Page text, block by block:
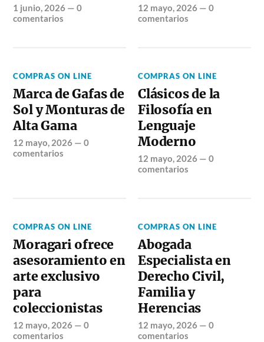
1 junio, 2026 —0
comentarios
12 mayo, 2026 —0
comentarios
COMPRAS ON LINE
Marca de Gafas de
Sol y Monturas de
Alta Gama
12 mayo, 2026 —0
comentarios
COMPRAS ON LINE
Clásicos de la
Filosofía en
Lenguaje
Moderno
12 mayo, 2026 —0
comentarios
COMPRAS ON LINE
Moragari ofrece
asesoramiento en
arte exclusivo
para
coleccionistas
12 mayo, 2026 —0
comentarios
COMPRAS ON LINE
Abogada
Especialista en
Derecho Civil,
Familia y
Herencias
12 mayo, 2026 —0
comentarios